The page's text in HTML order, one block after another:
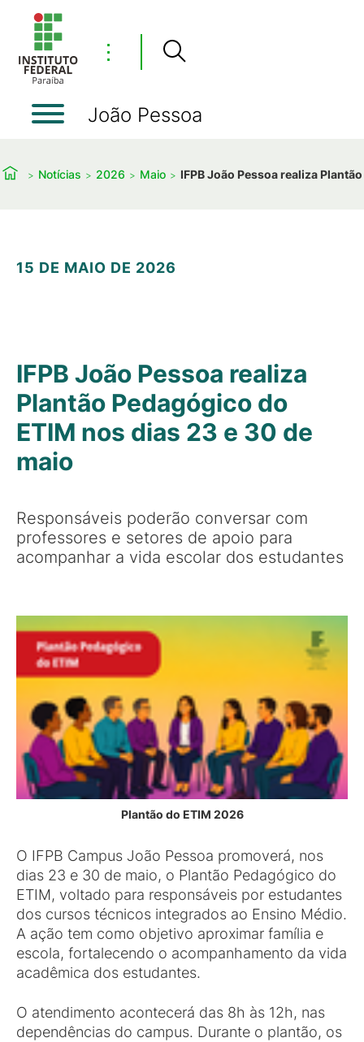
⋮
João Pessoa
Notícias 2026 Maio IFPB João Pessoa realiza
15 DE MAIO DE 2026
IFPB João Pessoa realiza
Plantão Pedagógico do
ETIM nos dias 23 e 30 de
maio
Responsáveis poderão conversar com
professores e setores de apoio para
acompanhar a vida escolar dos estudantes
Plantão do ETIM 2026
O IFPB Campus João Pessoa promoverá, nos
dias 23 e 30 de maio, o Plantão Pedagógico do
ETIM, voltado para responsáveis por estudantes
dos cursos técnicos integrados ao Ensino Médio.
A ação tem como objetivo aproximar família e
escola, fortalecendo o acompanhamento da vida
acadêmica dos estudantes.
O atendimento acontecerá das 8h às 12h, nas
dependências do campus. Durante o plantão, os